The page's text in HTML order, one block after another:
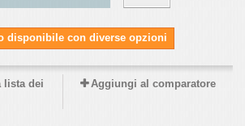
disponibile con diverse opzioni
lista dei
Aggiungi al comparatore